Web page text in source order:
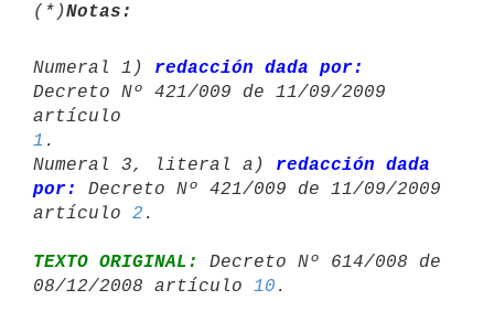
(*)Notas:
Numeral 1) redacción dada por:
Decreto Nº 421/009 de 11/09/2009
artículo
1 .
Numeral 3, literal a) redacción dada
por:
Decreto Nº 421/009 de 11/09/2009
artículo 2
TEXTO ORIGINAL:
Decreto Nº 614/008 de
08/12/2008 artículo 10